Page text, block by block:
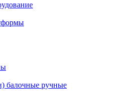
балочные ручные